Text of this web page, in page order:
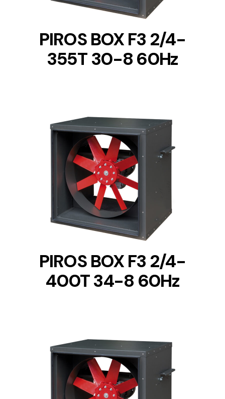
PIROS BOX F3 2/4-
355T 30-8 60Hz
DETAILS
PIROS BOX F3 2/4-
400T 34-8 60Hz